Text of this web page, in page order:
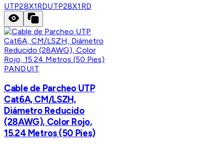
UTP28X1RDUTP28X1RD
PANDUIT
Cable de Parcheo UTP
Cat6A, CM/LSZH,
Diámetro Reducido
(28AWG), Color Rojo,
15.24 Metros (50 Pies)